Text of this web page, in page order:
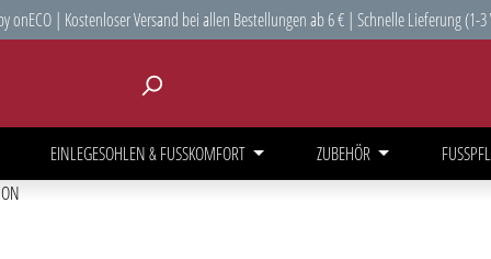
onECO | Kostenloser Versand bei allen Bestellungen ab 6 € | Schnelle Lieferung (1-
EINLEGESOHLEN & FUSSKOMFORT ZUBEHÖR